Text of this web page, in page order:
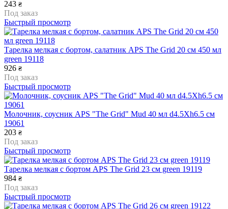
243 ₴
Под заказ
Быстрый просмотр
Тарелка мелкая с бортом, салатник APS The Grid 20 см 450 мл
green 19118
926 ₴
Под заказ
Быстрый просмотр
Молочник, соусник APS "The Grid" Mud 40 мл d4.5Xh6.5 см
19061
203 ₴
Под заказ
Быстрый просмотр
Тарелка мелкая с бортом APS The Grid 23 см green 19119
984 ₴
Под заказ
Быстрый просмотр